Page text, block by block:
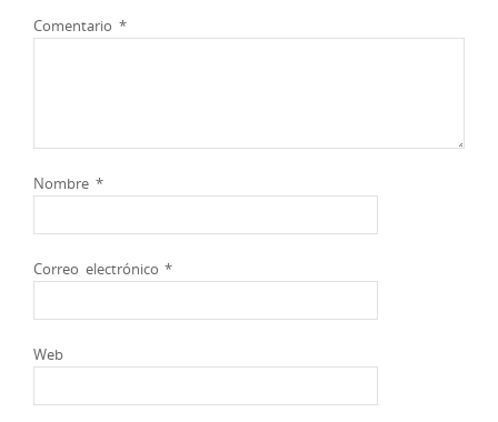
Comentario *
Nombre *
Correo electrónico*
Web